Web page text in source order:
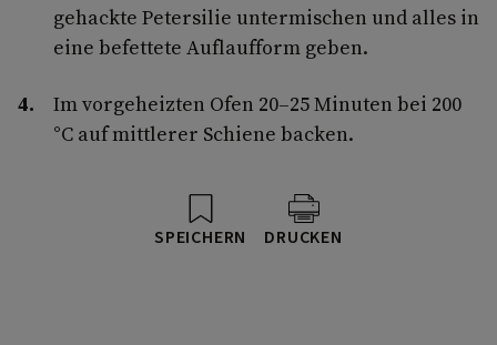
gehackte Petersilie untermischen und alles in
eine befettete Auflaufform geben.
Im vorgeheizten Ofen 20–25 Minuten bei 200
°C auf mittlerer Schiene backen.
SPEICHERN DRUCKEN